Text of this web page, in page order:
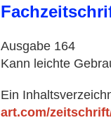
Ausgabe 164
Kann leichte
Ein
art.com/